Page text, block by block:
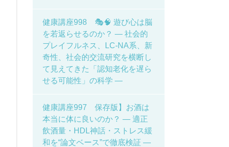
健康講座998 🎭🧠 遊び心は脳
を若返らせるのか？ ― 社会的
プレイフルネス、LC-NA系、新
奇性、社会的交流研究を横断し
て見えてきた「認知老化を遅ら
せる可能性」の科学 ―
健康講座997 保存版】お酒は
本当に体に良いのか？ ― 適正
飲酒量・HDL神話・ストレス緩
和を“論文ベース”で徹底検証 ―